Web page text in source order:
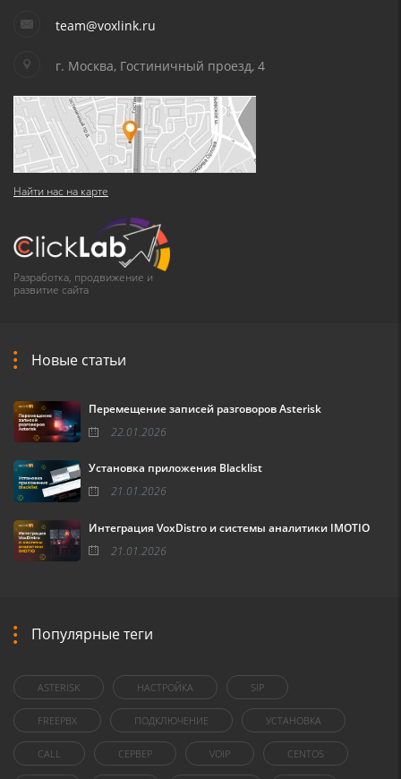
team@voxlink.ru
г. Москва, Гостиничный проезд, 4
Найти нас на карте
Разработка, продвижение и
развитие сайта
Новые статьи
Перемещение записей разговоров Asterisk
22.01.2026
Установка приложения Blacklist
21.01.2026
Интеграция VoxDistro и системы аналитики IMOTIO
21.01.2026
Популярные теги
ASTERISK НАСТРОЙКА SIP
FREEPBX ПОДКЛЮЧЕНИЕ УСТАНОВКА
CALL СЕРВЕР VOIP CENTOS